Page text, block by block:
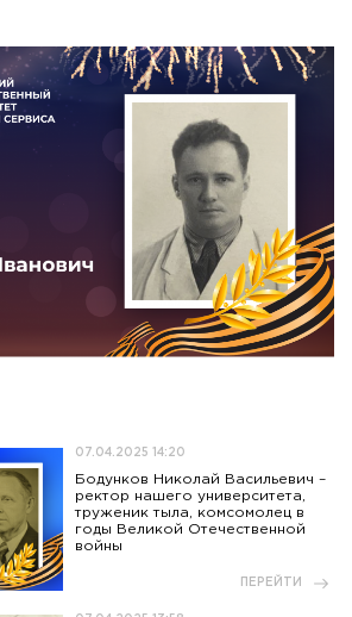
07.04.2025 14:20
Бодунков Николай Васильевич –
ректор нашего университета,
труженик тыла, комсомолец в
годы Великой Отечественной
войны
ПЕРЕЙТИ